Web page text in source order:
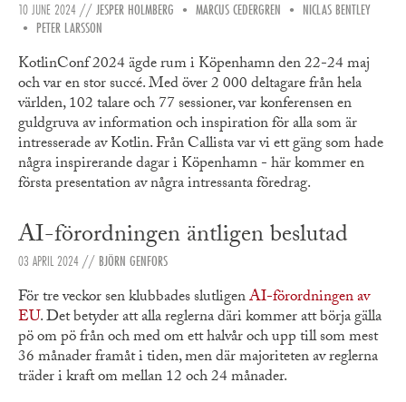
10 JUNE 2024 //JESPER HOLMBERG • MARCUS CEDERGREN • NICLAS BENTLEY
• PETER LARSSON
KotlinConf 2024 ägde rum i Köpenhamn den 22-24 maj
och var en stor succé. Med över 2 000 deltagare från hela
världen, 102 talare och 77 sessioner, var konferensen en
guldgruva av information och inspiration för alla som är
intresserade av Kotlin. Från Callista var vi ett gäng som hade
några inspirerande dagar i Köpenhamn - här kommer en
första presentation av några intressanta föredrag.
AI-förordningen äntligen beslutad
03 APRIL 2024 // BJÖRN GENFORS
För tre veckor sen klubbades slutligenAI-förordningen av
EU. Det betyder att alla reglerna däri kommer att börja gälla
pö om pö från och med om ett halvår och upp till som mest
36 månader framåt i tiden, men där majoriteten av reglerna
träder i kraft om mellan 12 och 24 månader.